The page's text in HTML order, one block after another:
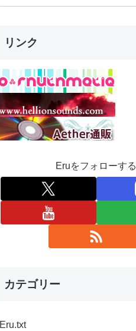
リンク
Eruをフォローする
カテゴリー
Eru.txt